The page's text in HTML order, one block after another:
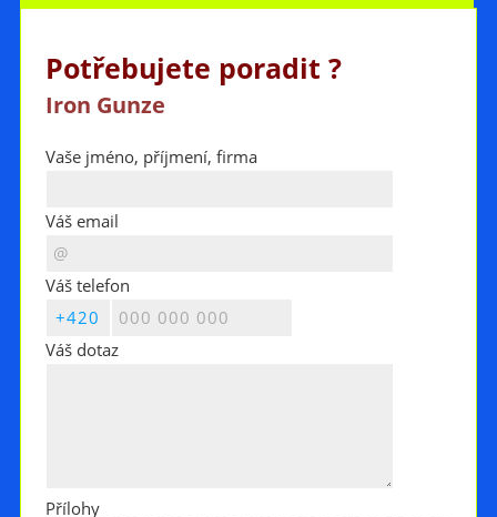
Potřebujete poradit ?
Iron Gunze
Vaše jméno, příjmení, firma
Váš email
Váš telefon
Váš dotaz
Přílohy